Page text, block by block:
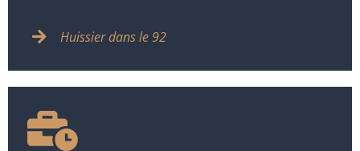
Huissier dans le 92